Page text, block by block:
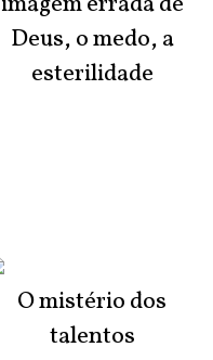
Deus, o medo, a
esterilidade
O mistério dos
talentos